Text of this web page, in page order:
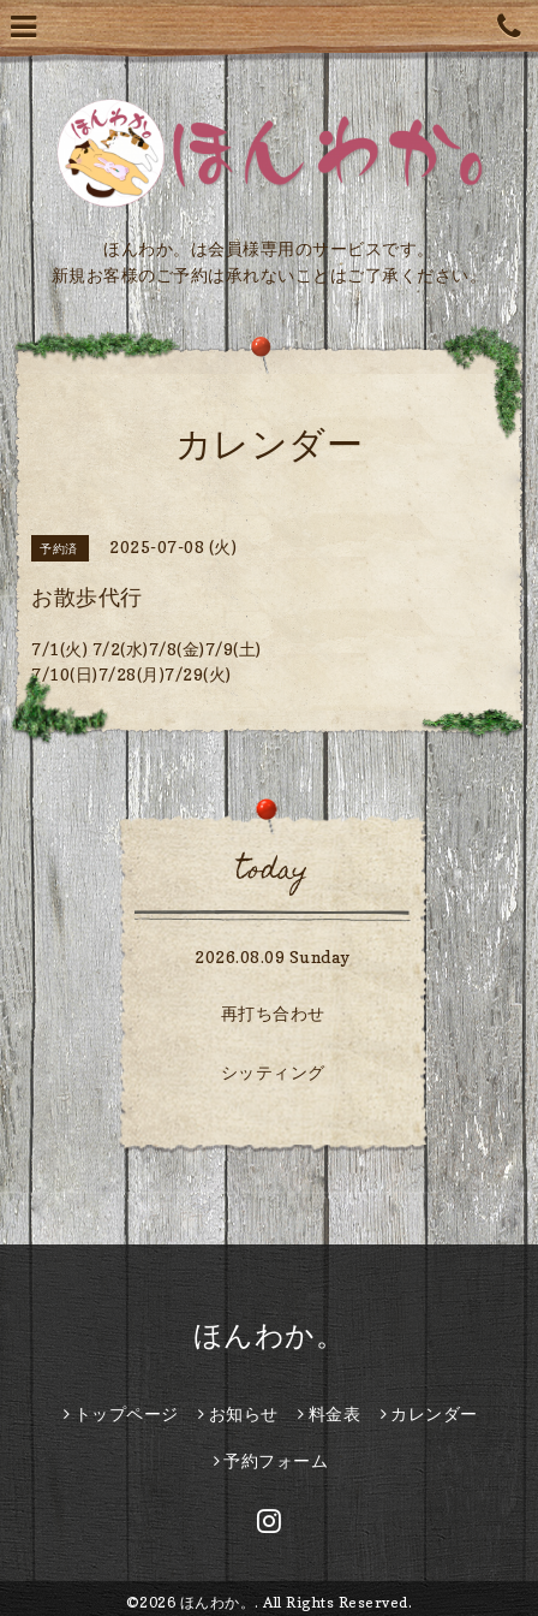
ほんわか。は会員様専用のサービスです。
新規お客様のご予約は承れないことはご了承ください。
カレンダー
予約済 2025-07-08 (火)
お散歩代行
7/1(火) 7/2(水)7/8(金)7/9(土)
7/10(日)7/28(月)7/29(火)
today
2026.08.09 Sunday
再打ち合わせ
シッティング
ほんわか。
トップページ お知らせ 料金表 カレンダー
予約フォーム
©2026 ほんわか。. All Rights Reserved.